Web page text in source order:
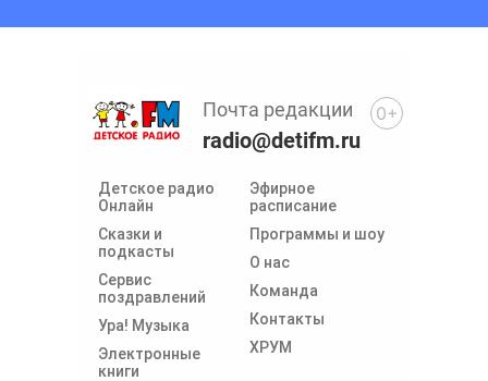
Детское радио
Онлайн
Сказки и
подкасты
Сервис
поздравлений
Ура! Музыка
Электронные
книги
Эфирное
расписание
Программы и шоу
О нас
Команда
Контакты
ХРУМ
Почта редакции
radio@detifm.ru
0+